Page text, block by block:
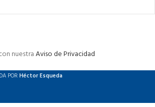
nuestraAviso de Privacidad
PORHéctor Esqueda